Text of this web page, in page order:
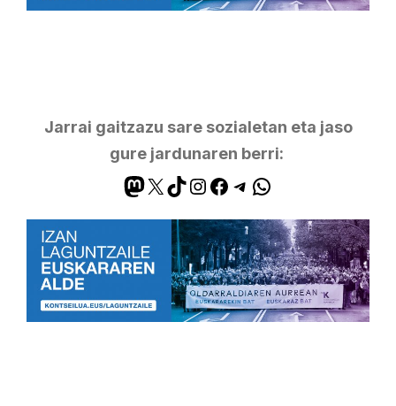
Jarrai gaitzazu sare sozialetan eta jaso
gure jardunaren berri: